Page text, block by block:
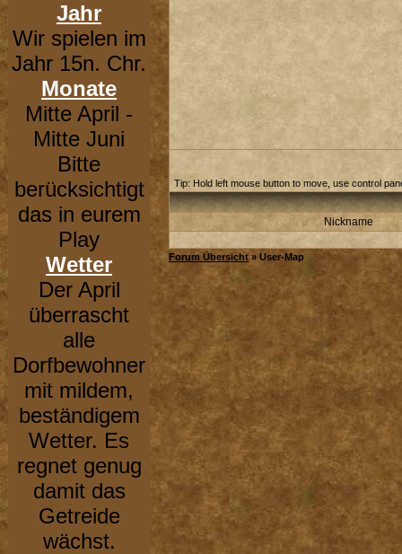
Jahr
Wir spielen im
Jahr 15n. Chr.
Monate
Mitte April -
Mitte Juni
Bitte
berücksichtigt
das in eurem
Play
Wetter
Der April
überrascht
alle
Dorfbewohner
mit mildem,
beständigem
Wetter. Es
regnet genug
damit das
Getreide
wächst.
Tip: Hold left mouse button to move, use control
Nickname
Forum Übersicht » User-Map